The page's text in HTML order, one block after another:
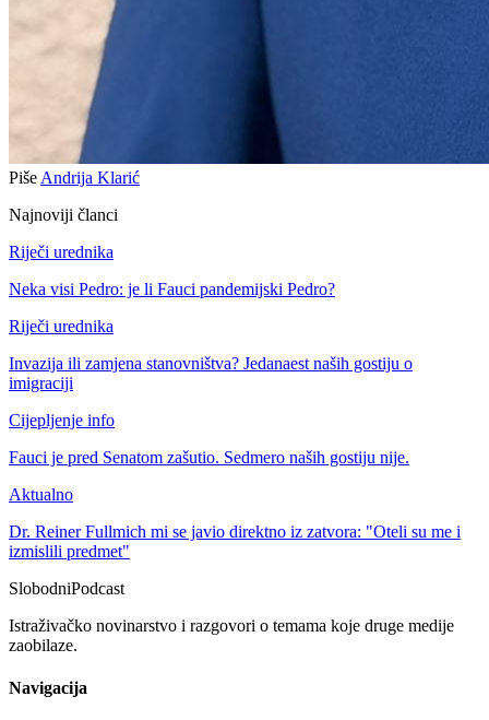
Piše Andrija Klarić
Najnoviji članci
Riječi urednika
Neka visi Pedro: je li Fauci pandemijski Pedro?
Riječi urednika
Invazija ili zamjena stanovništva? Jedanaest naših gostiju o
imigraciji
Cijepljenje info
Fauci je pred Senatom zašutio. Sedmero naših gostiju nije.
Aktualno
Dr. Reiner Fullmich mi se javio direktno iz zatvora: "Oteli su me i
izmislili predmet"
SlobodniPodcast
Istraživačko novinarstvo i razgovori o temama koje druge medije
zaobilaze.
Navigacija